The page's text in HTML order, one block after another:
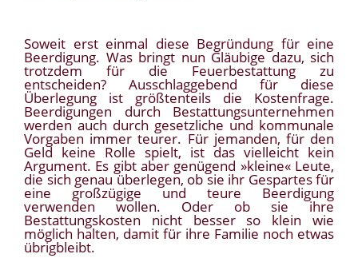
Soweit erst einmal diese Begründung für eine
Beerdigung. Was bringt nun Gläubige dazu, sich
trotzdem für die Feuerbestattung zu
entscheiden? Ausschlaggebend für diese
Überlegung ist größtenteils die Kostenfrage.
Beerdigungen durch Bestattungsunternehmen
werden auch durch gesetzliche und kommunale
Vorgaben immer teurer. Für jemanden, für den
Geld keine Rolle spielt, ist das vielleicht kein
Argument. Es gibt aber genügend »kleine« Leute,
die sich genau überlegen, ob sie ihr Gespartes für
eine großzügige und teure Beerdigung
verwenden wollen. Oder ob sie ihre
Bestattungskosten nicht besser so klein wie
möglich halten, damit für ihre Familie noch etwas
übrigbleibt.